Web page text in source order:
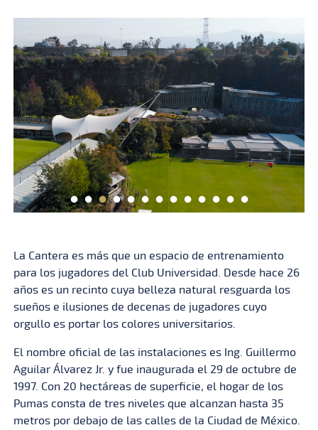
La Cantera es más que un espacio de entrenamiento
para los jugadores del Club Universidad. Desde hace 26
años es un recinto cuya belleza natural resguarda los
sueños e ilusiones de decenas de jugadores cuyo
orgullo es portar los colores universitarios.
El nombre oficial de las instalaciones es Ing. Guillermo
Aguilar Álvarez Jr. y fue inaugurada el 29 de octubre de
1997. Con 20 hectáreas de superficie, el hogar de los
Pumas consta de tres niveles que alcanzan hasta 35
metros por debajo de las calles de la Ciudad de México.